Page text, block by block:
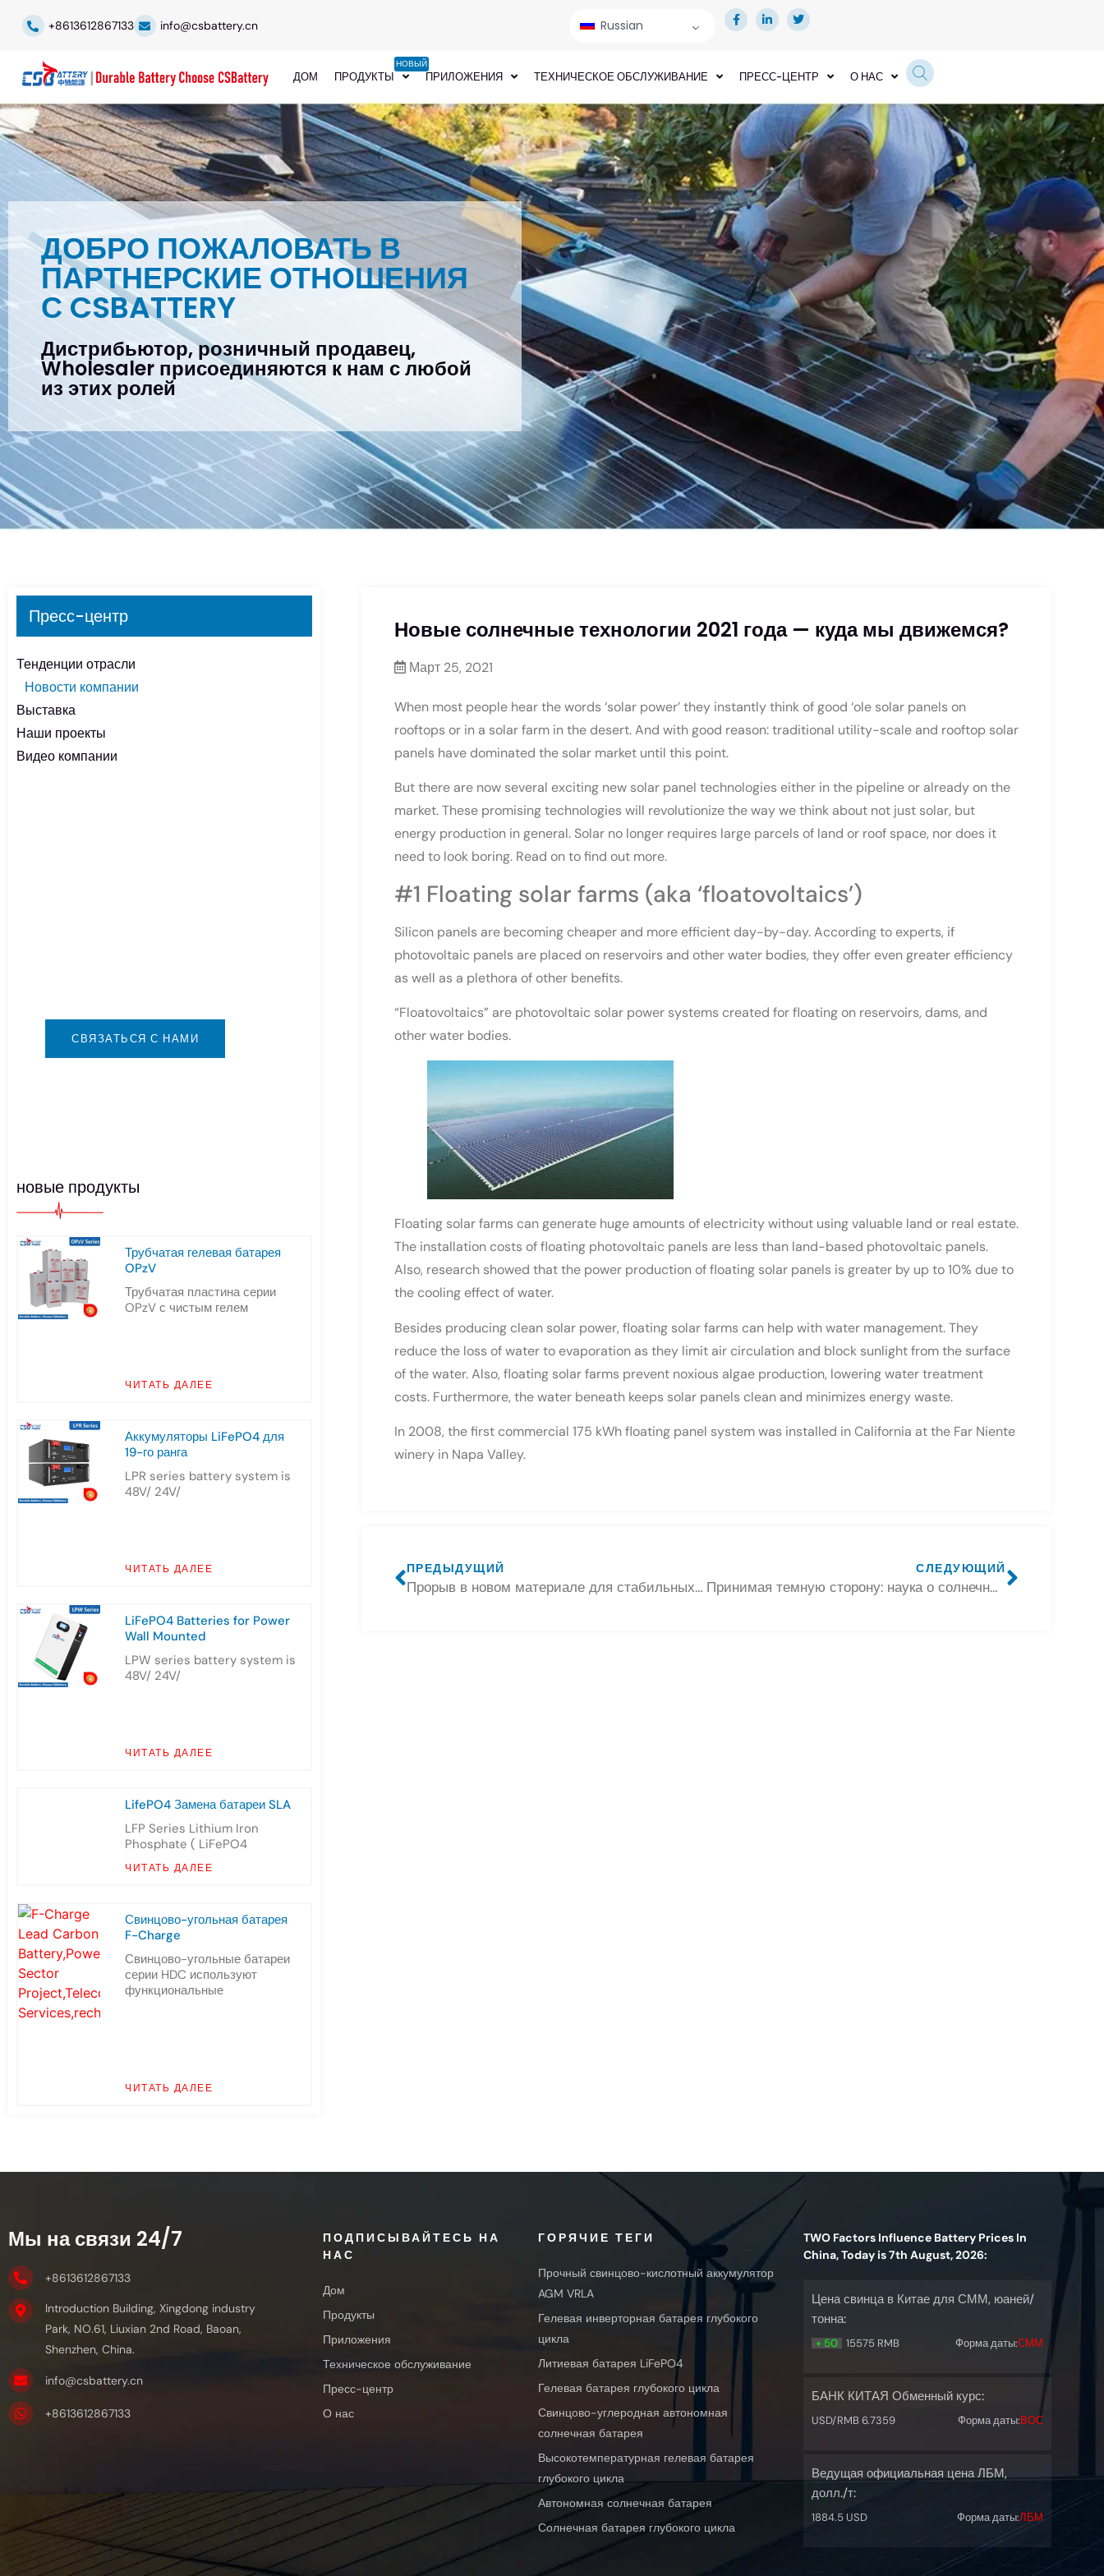
+8613612867133 info@csbattery.cn Russian
ДОМ ПРОДУКТЫ
НОВЫЙ
ПРИЛОЖЕНИЯ ТЕХНИЧЕСКОЕ ОБСЛУЖИВАНИЕ ПРЕСС-ЦЕНТР О НАС
ДОБРО ПОЖАЛОВАТЬ В
ПАРТНЕРСКИЕ ОТНОШЕНИЯ
С CSBATTERY
Дистрибьютор, розничный продавец,
Wholesaler присоединяются к нам с любой
из этих ролей
Пресс-центр
Тенденции отрасли
Новости компании
Выставка
Наши проекты
Видео компании
СВЯЗАТЬСЯ С НАМИ
новые продукты
Трубчатая гелевая батарея
OPzV
Трубчатая пластина серии
OPzV с чистым гелем
ЧИТАТЬ ДАЛЕЕ
Аккумуляторы LiFePO4 для
19-го ранга
LPR series battery system is
48V/ 24V/
ЧИТАТЬ ДАЛЕЕ
LiFePO4 Batteries for Power
Wall Mounted
LPW series battery system is
48V/ 24V/
ЧИТАТЬ ДАЛЕЕ
LifePO4 Замена батареи SLA
LFP Series Lithium Iron
Phosphate ( LiFePO4
ЧИТАТЬ ДАЛЕЕ
Свинцово-угольная батарея
F-Charge
Свинцово-угольные батареи
серии HDC используют
функциональные
ЧИТАТЬ ДАЛЕЕ
Новые солнечные технологии 2021 года — куда мы движемся?
Март 25, 2021
When most people hear the words ‘solar power’ they instantly think of good ‘ole solar panels on
rooftops or in a solar farm in the desert. And with good reason: traditional utility-scale and rooftop solar
panels have dominated the solar market until this point.
But there are now several exciting new solar panel technologies either in the pipeline or already on the
market. These promising technologies will revolutionize the way we think about not just solar, but
energy production in general. Solar no longer requires large parcels of land or roof space, nor does it
need to look boring. Read on to find out more.
#1 Floating solar farms (aka ‘floatovoltaics’)
Silicon panels are becoming cheaper and more efficient day-by-day. According to experts, if
photovoltaic panels are placed on reservoirs and other water bodies, they offer even greater efficiency
as well as a plethora of other benefits.
“Floatovoltaics” are photovoltaic solar power systems created for floating on reservoirs, dams, and
other water bodies.
Floating solar farms can generate huge amounts of electricity without using valuable land or real estate.
The installation costs of floating photovoltaic panels are less than land-based photovoltaic panels.
Also, research showed that the power production of floating solar panels is greater by up to 10% due to
the cooling effect of water.
Besides producing clean solar power, floating solar farms can help with water management. They
reduce the loss of water to evaporation as they limit air circulation and block sunlight from the surface
of the water. Also, floating solar farms prevent noxious algae production, lowering water treatment
costs. Furthermore, the water beneath keeps solar panels clean and minimizes energy waste.
In 2008, the first commercial 175 kWh floating panel system was installed in California at the Far Niente
winery in Napa Valley.
ПРЕДЫДУЩИЙ
Прорыв в новом материале для стабильных высоковольтных твердотельных аккумуляторов с длительным сроком службы
СЛЕДУЮЩИЙ
Принимая темную сторону: наука о солнечных панелях, получающих энергию ночью
Мы на связи 24/7
+8613612867133
Introduction Building, Xingdong industry
Park, NO.61, Liuxian 2nd Road, Baoan,
Shenzhen, China.
info@csbattery.cn
+8613612867133
ПОДПИСЫВАЙТЕСЬ НА
НАС
Дом
Продукты
Приложения
Техническое обслуживание
Пресс-центр
О нас
ГОРЯЧИЕ ТЕГИ
Прочный свинцово-кислотный аккумулятор
AGM VRLA
Гелевая инверторная батарея глубокого
цикла
Литиевая батарея LiFePO4
Гелевая батарея глубокого цикла
Свинцово-углеродная автономная
солнечная батарея
Высокотемпературная гелевая батарея
глубокого цикла
Автономная солнечная батарея
Солнечная батарея глубокого цикла
TWO Factors Influence Battery Prices In
China, Today is 7th August, 2026:
Цена свинца в Китае для СММ, юаней/
тонна:
+ 50 15575 RMB Форма даты:СММ
БАНК КИТАЯ Обменный курс:
USD/RMB 6.7359 Форма даты:ВОС
Ведущая официальная цена ЛБМ,
долл./т:
1884.5 USD Форма даты:ЛБМ